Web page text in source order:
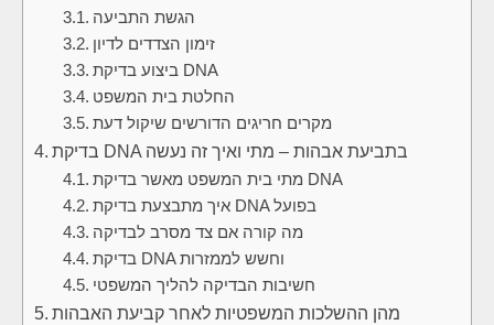
הגשת התביעה
זימון הצדדים לדיון
ביצוע בדיקת DNA
החלטת בית המשפט
מקרים חריגים הדורשים שיקול דעת
בדיקת DNA בתביעת אבהות – מתי ואיך זה נעשה
מתי בית המשפט מאשר בדיקת DNA
איך מתבצעת בדיקת DNA בפועל
מה קורה אם צד מסרב לבדיקה
בדיקת DNA וחשש לממזרות
חשיבות הבדיקה להליך המשפטי
מהן ההשלכות המשפטיות לאחר קביעת האבהות